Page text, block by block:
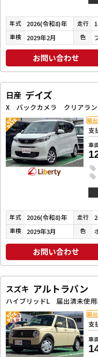
年式 2026(令和8)年 走行
車検 2029年2月 色
お問い合わせ
日産 デイズ
支
車
届
年式 2026(令和8)年 走行
車検 2029年3月 色
お問い合わせ
スズキ アルトラパン
支
車
届